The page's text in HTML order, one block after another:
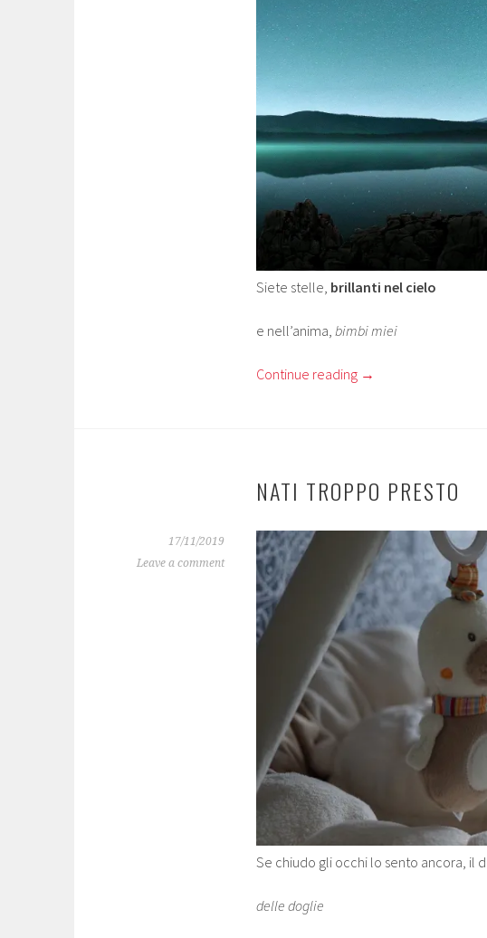
Siete stelle, brillanti nel cielo
e nell’anima, bimbi miei
Continue reading →
NATI TROPPO PRESTO
17/11/2019
Leave a comment
Se chiudo gli occhi lo sento ancora, il
delle doglie